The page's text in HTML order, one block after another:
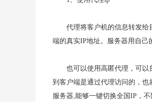
代理将客户机的信息转发给
端的真实IP地址。服务器用自己
也可以使用高匿代理，可
到客户端是通过代理访问的，
服务器,能够一键切换全国IP，